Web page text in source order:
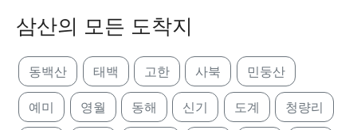
삼산의 모든 도착지
동백산 태백 고한 사북 민둥산
예미 영월 동해 신기 도계 청량리